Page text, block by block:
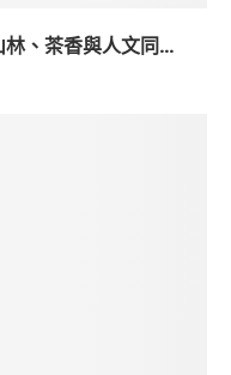
、茶香與人文同...